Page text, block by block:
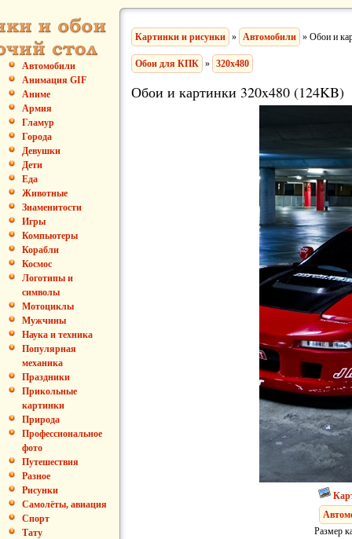
Автомобили
Анимация GIF
Аниме
Армия
Гламур
Города
Девушки
Дети
Еда
Животные
Знаменитости
Игры
Компьютеры
Корабли
Космос
Логотипы и
символы
Мотоциклы
Мужчины
Наука и техника
Популярная
механика
Праздники
Прикольные
картинки
Природа
Профессиональное
фото
Путешествия
Разное
Рисунки
Самолёты, авиация
Спорт
Тату
Картинки и рисунки » Автомобили » Обои и
Обои для КПК » 320x480
Обои и картинки 320x480 (124KB)
Размер